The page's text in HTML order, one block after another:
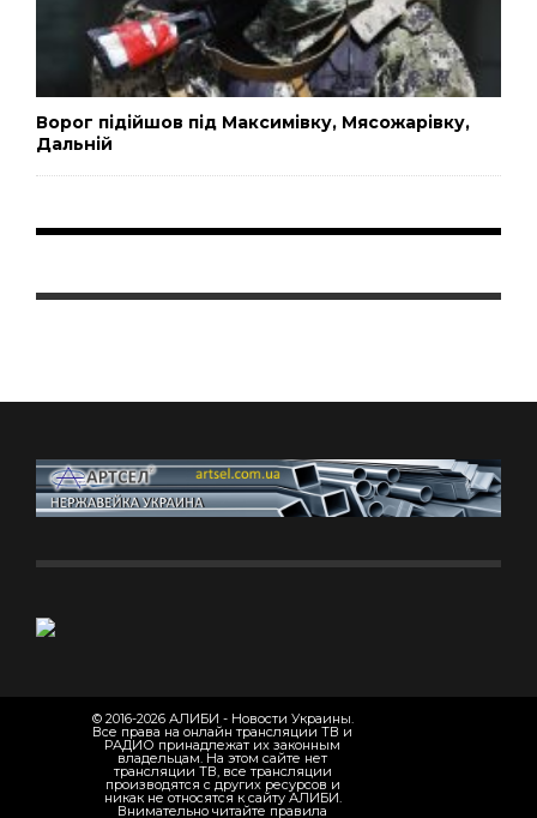
Ворог підійшов під Максимівку, Мясожарівку,
Дальній
© 2016-2026 АЛИБИ - Новости Украины.
Все права на онлайн трансляции ТВ и
РАДИО принадлежат их законным
владельцам. На этом сайте нет
трансляции ТВ, все трансляции
производятся с других ресурсов и
никак не относятся к сайту АЛИБИ.
Внимательно читайте правила